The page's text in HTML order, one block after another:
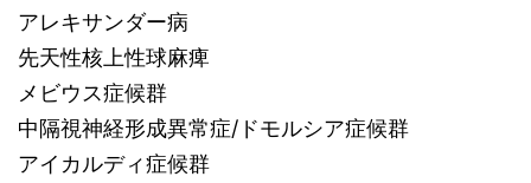
アレキサンダー病
先天性核上性球麻痺
メビウス症候群
中隔視神経形成異常症/ドモルシア症候群
アイカルディ症候群